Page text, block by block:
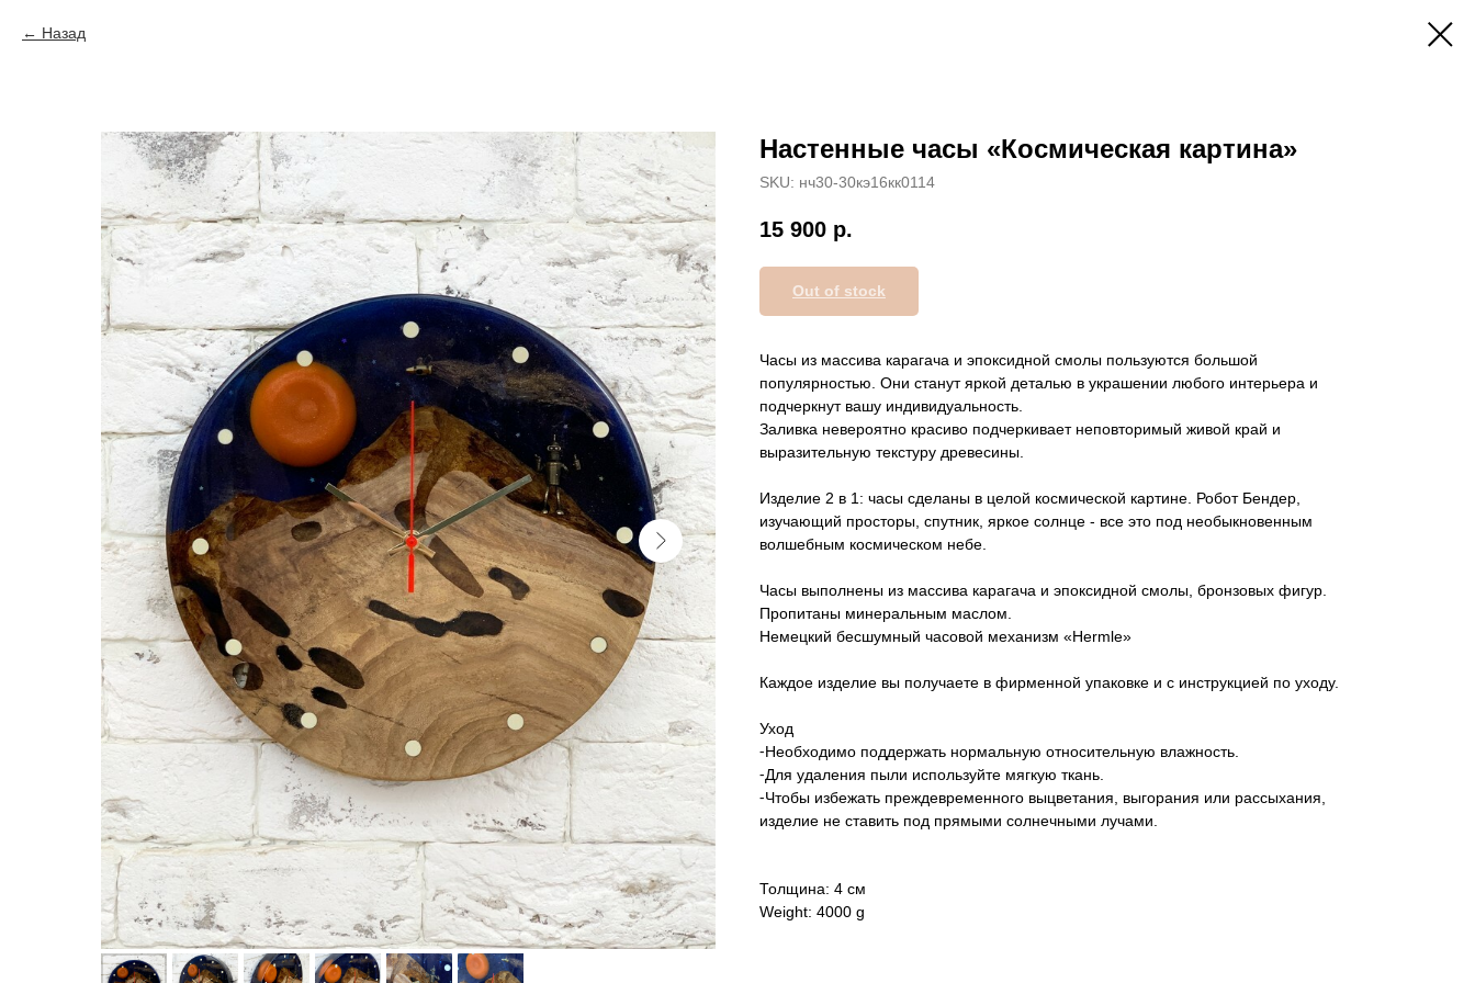
Назад
Настенные часы «Космическая картина»
SKU: нч30-30кэ16кк0114
15 900 р.
Out of stock
Часы из массива карагача и эпоксидной смолы пользуются большой
популярностью. Они станут яркой деталью в украшении любого интерьера и
подчеркнут вашу индивидуальность.
Заливка невероятно красиво подчеркивает неповторимый живой край и
выразительную текстуру древесины.
Изделие 2 в 1: часы сделаны в целой космической картине. Робот Бендер,
изучающий просторы, спутник, яркое солнце - все это под необыкновенным
волшебным космическом небе.
Часы выполнены из массива карагача и эпоксидной смолы, бронзовых фигур.
Пропитаны минеральным маслом.
Немецкий бесшумный часовой механизм «Hermle»
Каждое изделие вы получаете в фирменной упаковке и с инструкцией по уходу.
Уход
⁃Необходимо поддержать нормальную относительную влажность.
⁃Для удаления пыли используйте мягкую ткань.
⁃Чтобы избежать преждевременного выцветания, выгорания или рассыхания,
изделие не ставить под прямыми солнечными лучами.
Толщина: 4 см
Weight: 4000 g